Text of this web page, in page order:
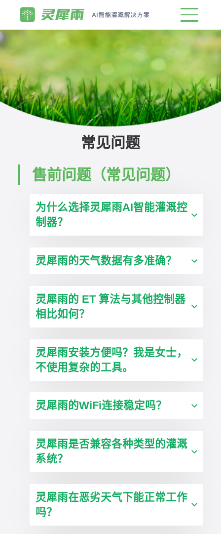
常见问题
售前问题（常见问题）
为什么选择灵犀雨AI智能灌溉控
制器？
灵犀雨的天气数据有多准确？
灵犀雨的 ET 算法与其他控制器
相比如何？
灵犀雨安装方便吗？我是女士，
不使用复杂的工具。
灵犀雨的WiFi连接稳定吗？
灵犀雨是否兼容各种类型的灌溉
系统？
灵犀雨在恶劣天气下能正常工作
吗？